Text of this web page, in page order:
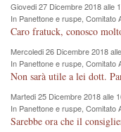
Giovedi 27 Dicembre 2018 alle
In Panettone e ruspe, Comitato
cronoprogramma"
Mercoledi 26 Dicembre 2018
In Panettone e ruspe, Comitato
cronoprogramma"
Martedi 25 Dicembre 2018 alle
In Panettone e ruspe, Comitato
cronoprogramma"